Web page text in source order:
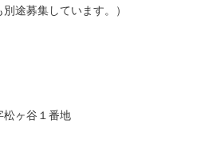
途募集しています。）
ヶ谷１番地